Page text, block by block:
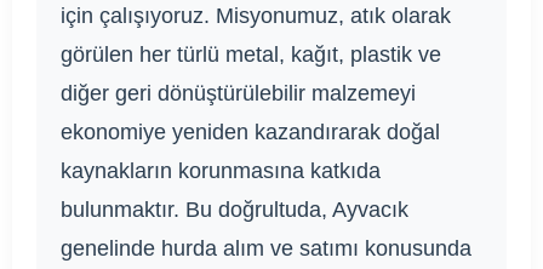
için çalışıyoruz. Misyonumuz, atık olarak
görülen her türlü metal, kağıt, plastik ve
diğer geri dönüştürülebilir malzemeyi
ekonomiye yeniden kazandırarak doğal
kaynakların korunmasına katkıda
bulunmaktır. Bu doğrultuda, Ayvacık
genelinde hurda alım ve satımı konusunda